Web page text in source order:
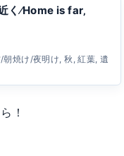
く⁄Home is far‚
朝焼け/夜明け, 秋, 紅葉, 遺
！